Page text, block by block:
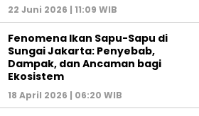
22 Juni 2026 | 11:09 WIB
Fenomena Ikan Sapu-Sapu di
Sungai Jakarta: Penyebab,
Dampak, dan Ancaman bagi
Ekosistem
18 April 2026 | 06:20 WIB